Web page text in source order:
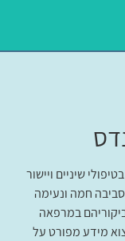
שיניים ויישור
סביבה חמה ונעימה
במרפאה
מידע מפורט על